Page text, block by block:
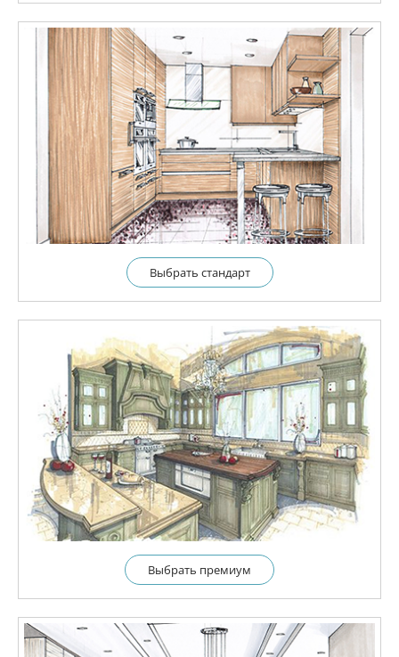
Выбрать cтандарт
Выбрать премиум